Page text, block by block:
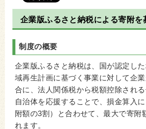
企業版ふるさと納税による寄附を
制度の概要
企業版ふるさと納税は、国が認定し
域再生計画に基づく事業に対して企
合に、法人関係税から税額控除される
自治体を応援することで、損金算入
附額の3割）と合わせて、最大で寄附
れます。